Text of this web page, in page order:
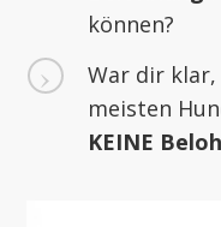
können?
War dir
meisten
KEINE